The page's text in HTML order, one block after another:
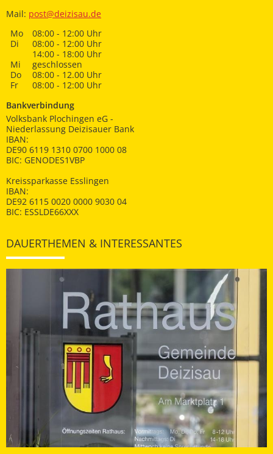
Mail: post@deizisau.de
Mo
08:00 - 12:00 Uhr
Di
08:00 - 12:00 Uhr
14:00 - 18:00 Uhr
Mi
geschlossen
Do
08:00 - 12.00 Uhr
Fr
08:00 - 12:00 Uhr
Bankverbindung
Volksbank Plochingen eG -
Niederlassung Deizisauer Bank
IBAN:
DE90 6119 1310 0700 1000 08
BIC: GENODES1VBP
Kreissparkasse Esslingen
IBAN:
DE92 6115 0020 0000 9030 04
BIC: ESSLDE66XXX
DAUERTHEMEN & INTERESSANTES